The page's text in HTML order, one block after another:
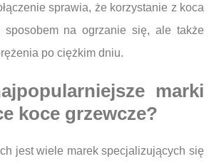
sprawia, że korzystanie z koca
na ogrzanie się, ale także
po ciężkim dniu.
marki
koce grzewcze?
jest wiele marek specjalizujących się